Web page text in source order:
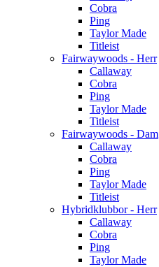
Cobra
Ping
Taylor Made
Titleist
Fairwaywoods - Herr
Callaway
Cobra
Ping
Taylor Made
Titleist
Fairwaywoods - Dam
Callaway
Cobra
Ping
Taylor Made
Titleist
Hybridklubbor - Herr
Callaway
Cobra
Ping
Taylor Made